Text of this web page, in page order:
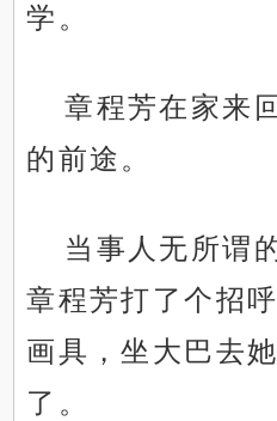
学。
章程芳在家来
的前途。
当事人无所谓
章程芳打了个招
画具，坐大巴去
了。